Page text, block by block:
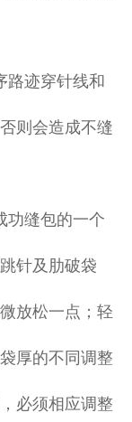
路迹穿针线和
则会造成不缝
功缝包的一个
针及肋破袋
放松一点；轻
厚的不同调整
必须相应调整